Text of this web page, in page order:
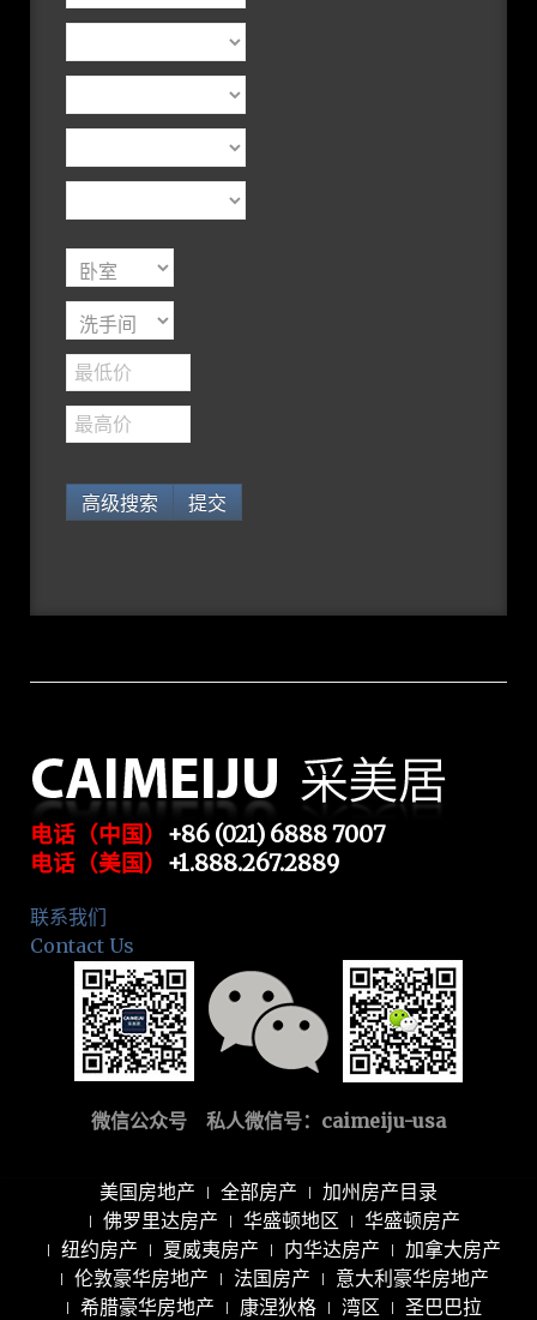
高级搜索 提交
电话（中国） +86 (021) 6888 7007
电话（美国） +1.888.267.2889
联系我们
Contact Us
微信公众号 私人微信号： caimeiju-usa
美国房地产 全部房产
加州房产目录
佛罗里达房产
华盛顿地区
华盛顿房产
纽约房产
夏威夷房产 内华达房产
加拿大房产
伦敦豪华房地产
法国房产
意大利豪华房地产
希腊豪华房地产
康涅狄格 湾区 圣巴巴拉